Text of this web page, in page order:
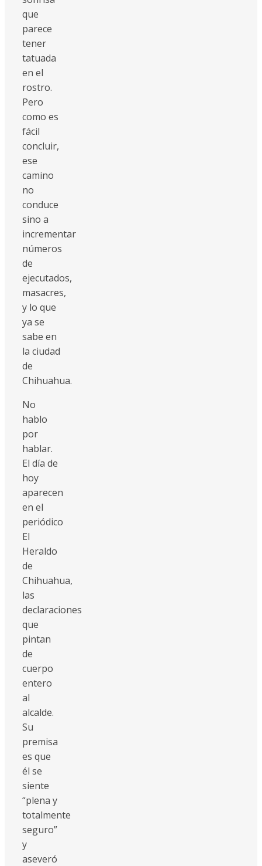
que
parece
tener
tatuada
en el
rostro.
Pero
como es
fácil
concluir,
ese
camino
no
conduce
sino a
incrementar
números
de
ejecutados,
masacres,
y lo que
ya se
sabe en
la ciudad
de
Chihuahua.
No
hablo
por
hablar.
El día de
hoy
aparecen
en el
periódico
El
Heraldo
de
Chihuahua,
las
declaraciones
que
pintan
de
cuerpo
entero
al
alcalde.
Su
premisa
es que
él se
siente
“plena y
totalmente
seguro”
y
aseveró